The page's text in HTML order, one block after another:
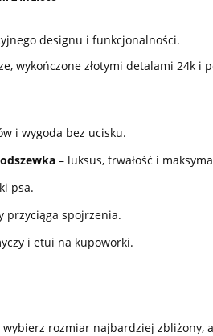
designu i funkcjonalności.
wykończone złotymi detalami 24k i
i wygoda bez ucisku.
– luksus, trwałość i
psa.
przyciąga spojrzenia.
i etui na kupoworki.
wybierz rozmiar najbardziej zbliżony,